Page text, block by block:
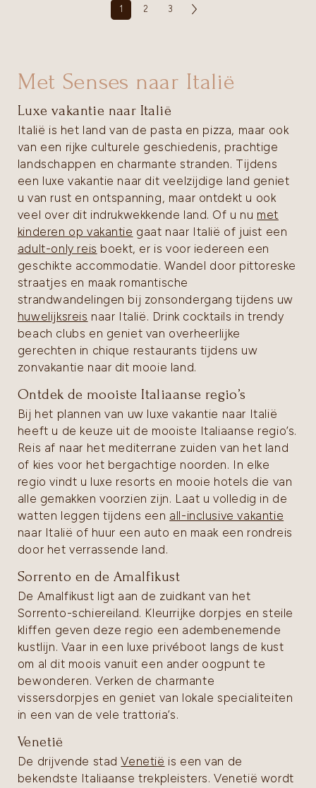
1 2 3
Met Senses naar Italië
Luxe vakantie naar Italië
Italië is het land van de pasta en pizza, maar ook
van een rijke culturele geschiedenis, prachtige
landschappen en charmante stranden. Tijdens
een luxe vakantie naar dit veelzijdige land geniet
u van rust en ontspanning, maar ontdekt u ook
veel over dit indrukwekkende land. Of u nu met
kinderen op vakantie gaat naar Italië of juist een
adult-only reis boekt, er is voor iedereen een
geschikte accommodatie. Wandel door pittoreske
straatjes en maak romantische
strandwandelingen bij zonsondergang tijdens uw
huwelijksreis naar Italië. Drink cocktails in trendy
beach clubs en geniet van overheerlijke
gerechten in chique restaurants tijdens uw
zonvakantie naar dit mooie land.
Ontdek de mooiste Italiaanse regio’s
Bij het plannen van uw luxe vakantie naar Italië
heeft u de keuze uit de mooiste Italiaanse regio’s.
Reis af naar het mediterrane zuiden van het land
of kies voor het bergachtige noorden. In elke
regio vindt u luxe resorts en mooie hotels die van
alle gemakken voorzien zijn. Laat u volledig in de
watten leggen tijdens een all-inclusive vakantie
naar Italië of huur een auto en maak een rondreis
door het verrassende land.
Sorrento en de Amalfikust
De Amalfikust ligt aan de zuidkant van het
Sorrento-schiereiland. Kleurrijke dorpjes en steile
kliffen geven deze regio een adembenemende
kustlijn. Vaar in een luxe privéboot langs de kust
om al dit moois vanuit een ander oogpunt te
bewonderen. Verken de charmante
vissersdorpjes en geniet van lokale specialiteiten
in een van de vele trattoria’s.
Venetië
De drijvende stadVenetië is een van de
bekendste Italiaanse trekpleisters. Venetië wordt